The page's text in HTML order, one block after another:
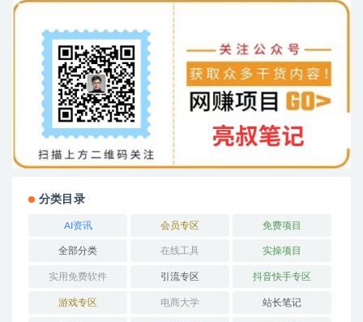
分类目录
AI资讯 会员专区 免费项目
全部分类 在线工具 实操项目
实用免费软件 引流专区 抖音快手专区
游戏专区 电商大学 站长笔记